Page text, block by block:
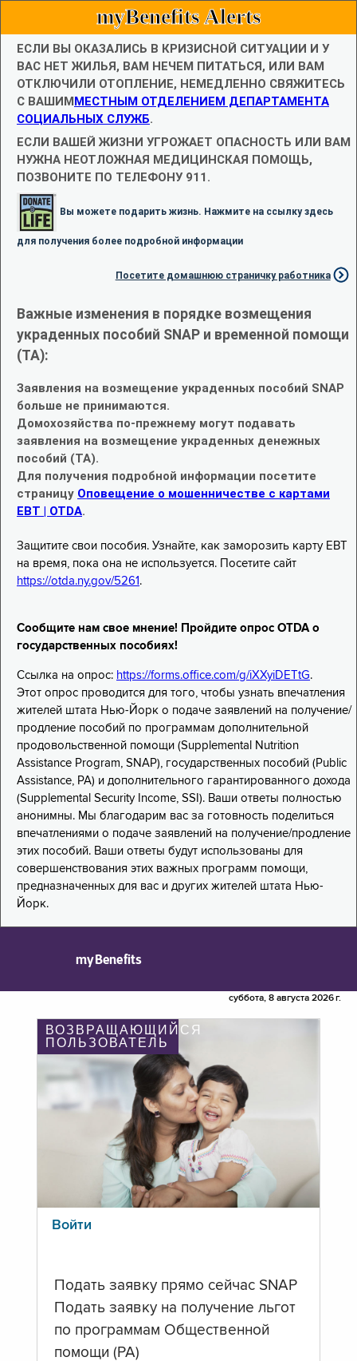
myBenefits Alerts
ЕСЛИ ВЫ ОКАЗАЛИСЬ В КРИЗИСНОЙ СИТУАЦИИ И У
ВАС НЕТ ЖИЛЬЯ, ВАМ НЕЧЕМ ПИТАТЬСЯ, ИЛИ ВАМ
ОТКЛЮЧИЛИ ОТОПЛЕНИЕ, НЕМЕДЛЕННО СВЯЖИТЕСЬ
С ВАШИММЕСТНЫМ ОТДЕЛЕНИЕМ ДЕПАРТАМЕНТА
СОЦИАЛЬНЫХ СЛУЖБ.
ЕСЛИ ВАШЕЙ ЖИЗНИ УГРОЖАЕТ ОПАСНОСТЬ ИЛИ ВАМ
НУЖНА НЕОТЛОЖНАЯ МЕДИЦИНСКАЯ ПОМОЩЬ,
ПОЗВОНИТЕ ПО ТЕЛЕФОНУ 911.
Вы можете подарить жизнь. Нажмите на ссылку здесь
для получения более подробной информации
Посетите домашнюю страничку работника
Важные изменения в порядке возмещения
украденных пособий SNAP и временной помощи
(TA):
Заявления на возмещение украденных пособий SNAP
больше не принимаются.
Домохозяйства по-прежнему могут подавать
заявления на возмещение украденных денежных
пособий (TA).
Для получения подробной информации посетите
страницу Оповещение о мошенничестве с картами
EBT | OTDA.
Защитите свои пособия. Узнайте, как заморозить карту EBT
на время, пока она не используется. Посетите сайт
https://otda.ny.gov/5261 .
Сообщите нам свое мнение! Пройдите опрос OTDA о
государственных пособиях!
Ссылка на опрос: https://forms.office.com/g/iXXyiDETtG.
Этот опрос проводится для того, чтобы узнать впечатления
жителей штата Нью-Йорк о подаче заявлений на получение/
продление пособий по программам дополнительной
продовольственной помощи (Supplemental Nutrition
Assistance Program, SNAP), государственных пособий (Public
Assistance, PA) и дополнительного гарантированного дохода
(Supplemental Security Income, SSI). Ваши ответы полностью
анонимны. Мы благодарим вас за готовность поделиться
впечатлениями о подаче заявлений на получение/продление
этих пособий. Ваши ответы будут использованы для
совершенствования этих важных программ помощи,
предназначенных для вас и других жителей штата Нью-
Йорк.
myBenefits
суббота, 8 августа 2026 г.
ВОЗВРАЩАЮЩИЙСЯ
ПОЛЬЗОВАТЕЛЬ
Войти
Подать заявку прямо сейчас SNAP
Подать заявку на получение льгот
по программам Общественной
помощи (PA)